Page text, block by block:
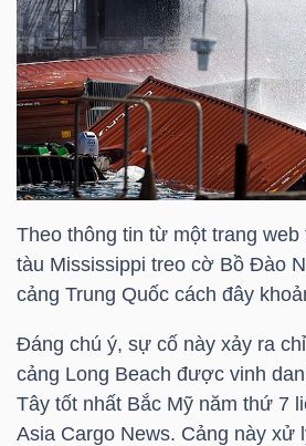
Theo thông tin từ một trang web
tàu Mississippi treo cờ Bồ Đào
cảng Trung Quốc cách đây
Đáng chú ý, sự cố này xảy ra
cảng Long Beach được vinh
Tây tốt nhất Bắc Mỹ năm thứ 7
Asia Cargo News. Cảng này xử
VĨ
MÔ
NGÀNH
DOANH
NGHIỆP